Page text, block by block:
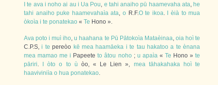
te ava i noho ai au i Ua Pou, e tahi anaiho pū haamevaha ata, he
tahi anaiho puke haamevahaìa ata, oR.F.O te ikoa. èià to mua
òkoìa i te ponatekao « Te Hono ».
Ava poto i muì iho,u haahana te Pū Pātokoìa Mataèinaa, oia hoì te
C.P.S,i te pereòo kē mea haamāeka i te tau hakatoo a te ènana
mea mamao me i Papeeteto âtou noho; u apaìa« Te Hono »te
pāriri. òto o to ù òo, « Le Lien », mea tāhakahaka hoì te
haaviviniìa o hua ponatekao.